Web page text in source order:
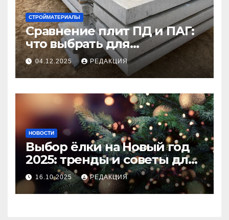
СТРОЙМАТЕРИАЛЫ
Сравнение плит ПД и ПАГ:
что выбрать для
долговечного и прочного
покрытия
04.12.2025 РЕДАКЦИЯ
НОВОСТИ
Выбор ёлки на Новый год
2025: тренды и советы для
идеального праздника
16.10.2025 РЕДАКЦИЯ